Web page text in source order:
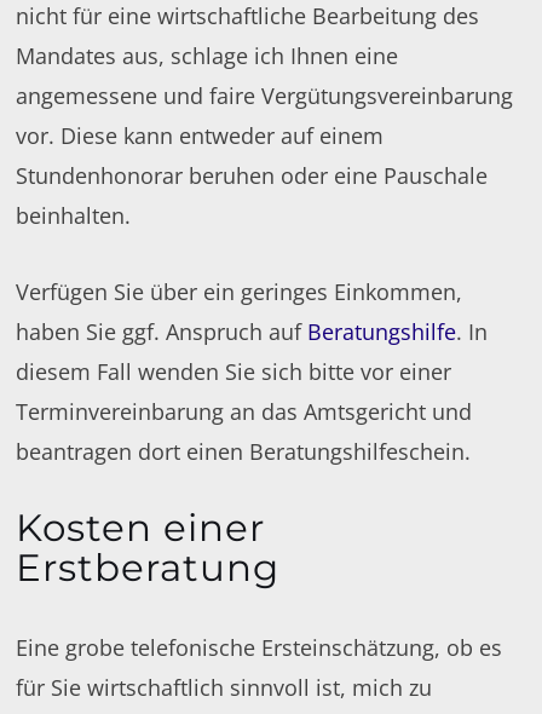
nicht für eine wirtschaftliche Bearbeitung des
Mandates aus, schlage ich Ihnen eine
angemessene und faire Vergütungsvereinbarung
vor. Diese kann entweder auf einem
Stundenhonorar beruhen oder eine Pauschale
beinhalten.
Verfügen Sie über ein geringes Einkommen,
haben Sie ggf. Anspruch auf Beratungshilfe. In
diesem Fall wenden Sie sich bitte vor einer
Terminvereinbarung an das Amtsgericht und
beantragen dort einen Beratungshilfeschein.
Kosten einer
Erstberatung
Eine grobe telefonische Ersteinschätzung, ob es
für Sie wirtschaftlich sinnvoll ist, mich zu